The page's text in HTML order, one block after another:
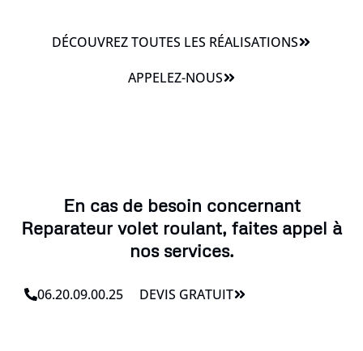
DÉCOUVREZ TOUTES LES RÉALISATIONS
APPELEZ-NOUS
En cas de besoin concernant
Reparateur volet roulant, faites appel à
nos services.
06.20.09.00.25 DEVIS GRATUIT